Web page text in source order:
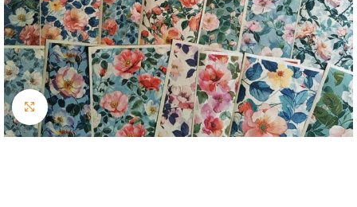
Click to enlarge